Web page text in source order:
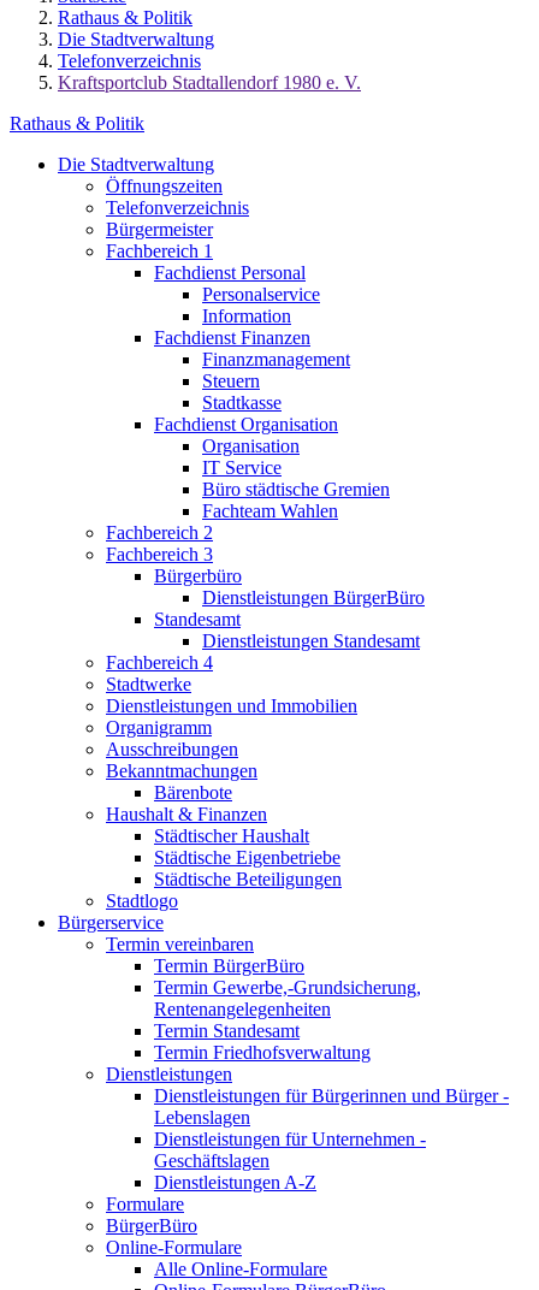
Rathaus & Politik
Die Stadtverwaltung
Telefonverzeichnis
Kraftsportclub Stadtallendorf 1980 e. V.
Rathaus & Politik
Die Stadtverwaltung
Öffnungszeiten
Telefonverzeichnis
Bürgermeister
Fachbereich 1
Fachdienst Personal
Personalservice
Information
Fachdienst Finanzen
Finanzmanagement
Steuern
Stadtkasse
Fachdienst Organisation
Organisation
IT Service
Büro städtische Gremien
Fachteam Wahlen
Fachbereich 2
Fachbereich 3
Bürgerbüro
Dienstleistungen BürgerBüro
Standesamt
Dienstleistungen Standesamt
Fachbereich 4
Stadtwerke
Dienstleistungen und Immobilien
Organigramm
Ausschreibungen
Bekanntmachungen
Bärenbote
Haushalt & Finanzen
Städtischer Haushalt
Städtische Eigenbetriebe
Städtische Beteiligungen
Stadtlogo
Bürgerservice
Termin vereinbaren
Termin BürgerBüro
Termin Gewerbe,-Grundsicherung,
Rentenangelegenheiten
Termin Standesamt
Termin Friedhofsverwaltung
Dienstleistungen
Dienstleistungen für Bürgerinnen und Bürger -
Lebenslagen
Dienstleistungen für Unternehmen -
Geschäftslagen
Dienstleistungen A-Z
Formulare
BürgerBüro
Online-Formulare
Alle Online-Formulare